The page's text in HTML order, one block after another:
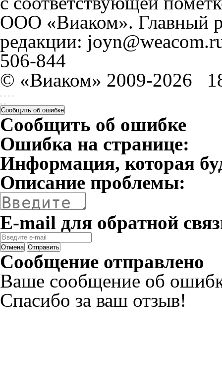
ООО «Виаком». Главный
редакции:
506-844
© «Виаком» 2009-2026
Сообщить об ошибке
Сообщить об ошибке
Ошибка на странице:
Информация, которая
Описание проблемы:
E-mail для обратной
Отмена Отправить
Сообщение отправлено
Ваше сообщение об
Спасибо за ваш отзыв!